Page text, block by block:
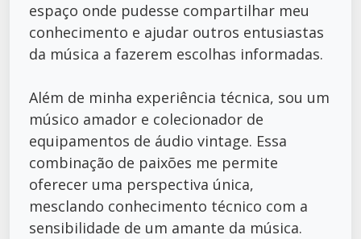
espaço onde pudesse compartilhar meu
conhecimento e ajudar outros entusiastas
da música a fazerem escolhas informadas.
Além de minha experiência técnica, sou um
músico amador e colecionador de
equipamentos de áudio vintage. Essa
combinação de paixões me permite
oferecer uma perspectiva única,
mesclando conhecimento técnico com a
sensibilidade de um amante da música.